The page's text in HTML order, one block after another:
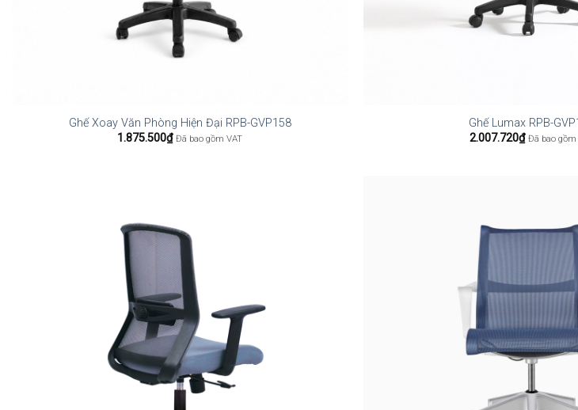
Ghế Xoay Văn Phòng Hiện Đại RPB-GVP158
1.875.500₫ Đã bao gồm VAT
Ghế Lumax RPB-
2.007.720₫ Đã bao gồm